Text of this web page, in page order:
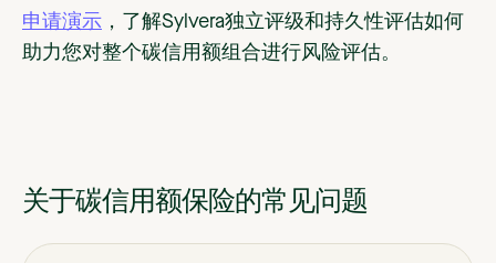
申请演示 ，了解Sylvera独立评级和持久性评估如何
助力您对整个碳信用额组合进行风险评估。
关于碳信用额保险的常见问题